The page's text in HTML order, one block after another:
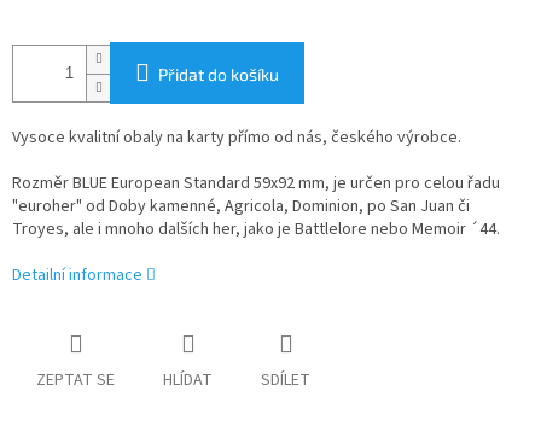
Přidat do košíku
Vysoce kvalitní obaly na karty přímo od nás, českého výrobce.
Rozměr BLUE European Standard 59x92 mm, je určen pro celou řadu
"euroher" od Doby kamenné, Agricola, Dominion, po San Juan či
Troyes, ale i mnoho dalších her, jako je Battlelore nebo Memoir ´44.
Detailní informace
ZEPTAT SE HLÍDAT SDÍLET